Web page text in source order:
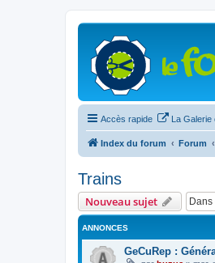
Accès rapide La Galerie
Index du forum Forum
Trains
Nouveau sujet
ANNONCES
GeCuRep :